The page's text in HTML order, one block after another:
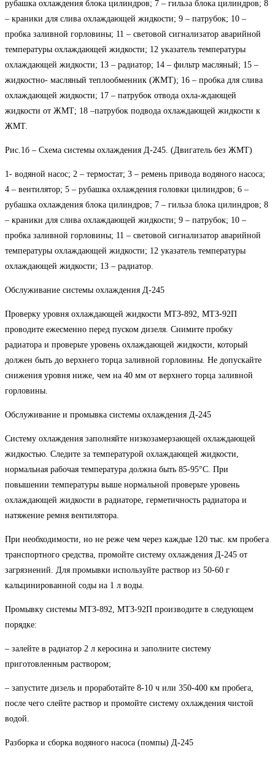
рубашка охлаждения блока цилиндров; 7 – гильза блока цилиндров; 8
– краники для слива охлаждающей жидкости; 9 – патрубок; 10 –
пробка заливной горловины; 11 – световой сигнализатор аварийной
температуры охлаждающей жидкости; 12 указатель температуры
охлаждающей жидкости; 13 – радиатор; 14 – фильтр масляный; 15 –
жидкостно- масляный теплообменник (ЖМТ); 16 – пробка для слива
охлаждающей жидкости; 17 – патрубок отвода охла-ждающей
жидкости от ЖМТ; 18 –патрубок подвода охлаждающей жидкости к
ЖМТ.
Рис.1б – Схема системы охлаждения Д-245. (Двигатель без ЖМТ)
1- водяной насос; 2 – термостат; 3 – ремень привода водяного насоса;
4 – вентилятор; 5 – рубашка охлаждения головки цилиндров; 6 –
рубашка охлаждения блока цилиндров; 7 – гильза блока цилиндров; 8
– краники для слива охлаждающей жидкости; 9 – патрубок; 10 –
пробка заливной горловины; 11 – световой сигнализатор аварийной
температуры охлаждающей жидкости; 12 указатель температуры
охлаждающей жидкости; 13 – радиатор.
Обслуживание системы охлаждения Д-245
Проверку уровня охлаждающей жидкости МТЗ-892, МТЗ-92П
проводите ежесменно перед пуском дизеля. Снимите пробку
радиатора и проверьте уровень охлаждающей жидкости, который
должен быть до верхнего торца заливной горловины. Не допускайте
снижения уровня ниже, чем на 40 мм от верхнего торца заливной
горловины.
Обслуживание и промывка системы охлаждения Д-245
Систему охлаждения заполняйте низкозамерзающей охлаждающей
жидкостью. Следите за температурой охлаждающей жидкости,
нормальная рабочая температура должна быть 85-95°С. При
повышении температуры выше нормальной проверьте уровень
охлаждающей жидкости в радиаторе, герметичность радиатора и
натяжение ремня вентилятора.
При необходимости, но не реже чем через каждые 120 тыс. км пробега
транспортного средства, промойте систему охлаждения Д-245 от
загрязнений. Для промывки используйте раствор из 50-60 г
кальцинированной соды на 1 л воды.
Промывку системы МТЗ-892, МТЗ-92П производите в следующем
порядке:
– залейте в радиатор 2 л керосина и заполните систему
приготовленным раствором;
– запустите дизель и проработайте 8-10 ч или 350-400 км пробега,
после чего слейте раствор и промойте систему охлаждения чистой
водой.
Разборка и сборка водяного насоса (помпы) Д-245